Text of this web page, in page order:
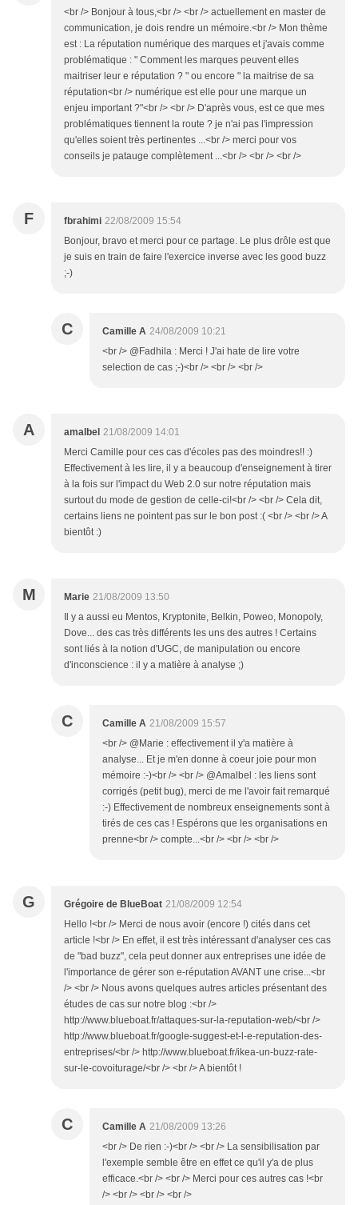
<br /> Bonjour à tous,<br /> <br /> actuellement en master de
communication, je dois rendre un mémoire.<br /> Mon thème
est : La réputation numérique des marques et j'avais comme
problématique : " Comment les marques peuvent elles
maitriser leur e réputation ? " ou encore " la maitrise de sa
réputation<br /> numérique est elle pour une marque un
enjeu important ?"<br /> <br /> D'après vous, est ce que mes
problématiques tiennent la route ? je n'ai pas l'impression
qu'elles soient très pertinentes ...<br /> merci pour vos
conseils je patauge complètement ...<br /> <br /> <br />
F fbrahimi 22/08/2009 15:54
Bonjour, bravo et merci pour ce partage. Le plus drôle est que
je suis en train de faire l'exercice inverse avec les good buzz
;-)
C Camille A 24/08/2009 10:21
<br /> @Fadhila : Merci ! J'ai hate de lire votre
selection de cas ;-)<br /> <br /> <br />
A amalbel 21/08/2009 14:01
Merci Camille pour ces cas d'écoles pas des moindres!! :)
Effectivement à les lire, il y a beaucoup d'enseignement à tirer
à la fois sur l'impact du Web 2.0 sur notre réputation mais
surtout du mode de gestion de celle-ci!<br /> <br /> Cela dit,
certains liens ne pointent pas sur le bon post :( <br /> <br /> A
bientôt :)
M Marie 21/08/2009 13:50
Il y a aussi eu Mentos, Kryptonite, Belkin, Poweo, Monopoly,
Dove... des cas très différents les uns des autres ! Certains
sont liés à la notion d'UGC, de manipulation ou encore
d'inconscience : il y a matière à analyse ;)
C Camille A 21/08/2009 15:57
<br /> @Marie : effectivement il y'a matière à
analyse... Et je m'en donne à coeur joie pour mon
mémoire :-)<br /> <br /> @Amalbel : les liens sont
corrigés (petit bug), merci de me l'avoir fait remarqué
:-) Effectivement de nombreux enseignements sont à
tirés de ces cas ! Espérons que les organisations en
prenne<br /> compte...<br /> <br /> <br />
G Grégoire de BlueBoat 21/08/2009 12:54
Hello !<br /> Merci de nous avoir (encore !) cités dans cet
article !<br /> En effet, il est très intéressant d'analyser ces cas
de "bad buzz", cela peut donner aux entreprises une idée de
l'importance de gérer son e-réputation AVANT une crise...<br
/> <br /> Nous avons quelques autres articles présentant des
études de cas sur notre blog :<br />
http://www.blueboat.fr/attaques-sur-la-reputation-web/<br />
http://www.blueboat.fr/google-suggest-et-l-e-reputation-des-
entreprises/<br /> http://www.blueboat.fr/ikea-un-buzz-rate-
sur-le-covoiturage/<br /> <br /> A bientôt !
C Camille A 21/08/2009 13:26
<br /> De rien :-)<br /> <br /> La sensibilisation par
l'exemple semble être en effet ce qu'il y'a de plus
efficace.<br /> <br /> Merci pour ces autres cas !<br
/> <br /> <br /> <br />